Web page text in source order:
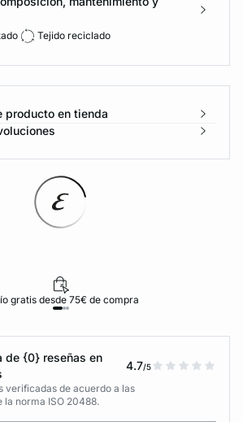
Tejido reciclado
producto en tienda
gratis desde 75€ de compra
de {0} reseñas en
4.7/5
verificadas de acuerdo a las
la norma ISO 20488.